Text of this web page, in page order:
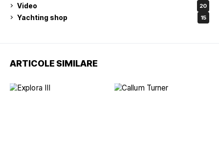
Video 20
Yachting shop 15
ARTICOLE SIMILARE